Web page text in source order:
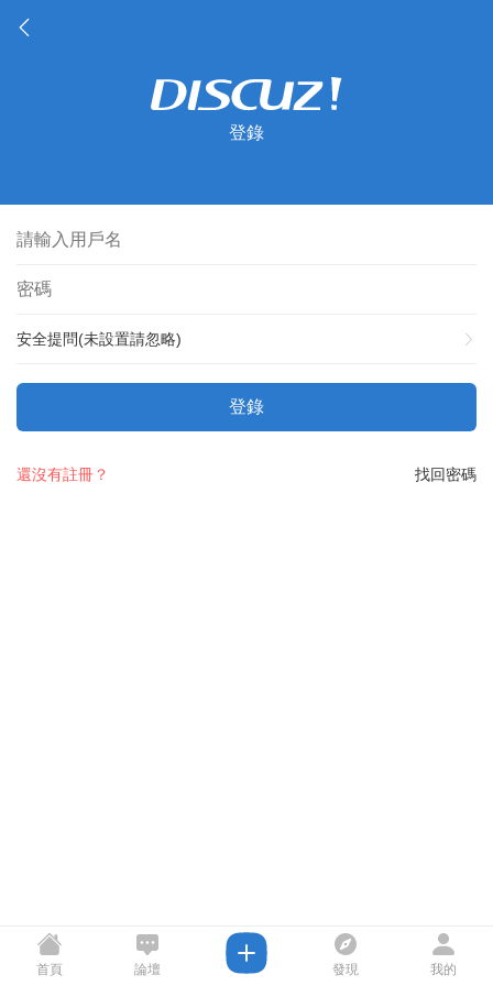
登錄
安全提問(未設置請忽略)
登錄
找回密碼
還沒有註冊？
首頁 論壇 發現 我的